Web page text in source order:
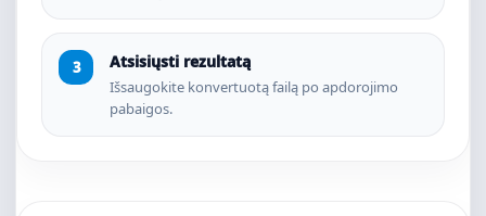
Atsisiųsti rezultatą
Išsaugokite konvertuotą failą po apdorojimo
pabaigos.